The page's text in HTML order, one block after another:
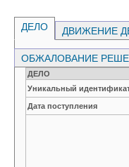
ДЕЛО ДВИЖЕНИЕ
ОБЖАЛОВАНИЕ
ДЕЛО
Уникальный
Дата поступления